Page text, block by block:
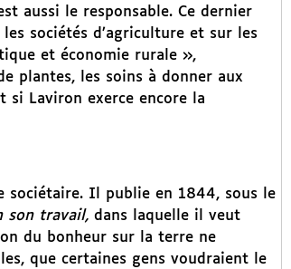
aussi le responsable. Ce dernier
sociétés d’agriculture et sur les
et économie rurale »,
plantes, les soins à donner aux
si Laviron exerce encore la
sociétaire. Il publie en 1844, sous le
son travail, dans laquelle il veut
du bonheur sur la terre ne
que certaines gens voudraient le